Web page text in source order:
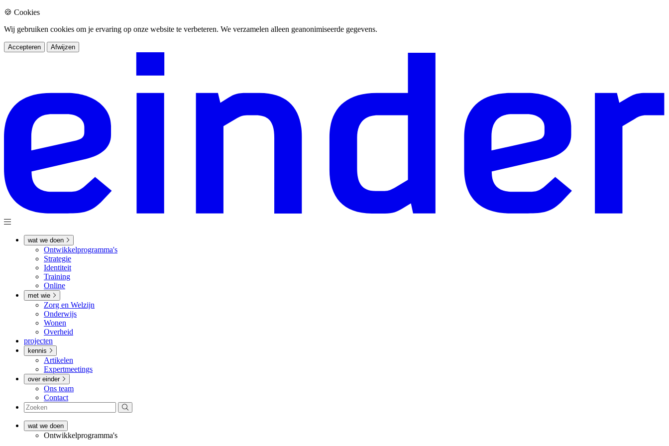
🍪 Cookies
Wij gebruiken cookies om je ervaring op onze website te verbeteren. We verzamelen alleen geanonimiseerde gegevens.
Accepteren Afwijzen
wat we doen
Ontwikkel­­programma's
Strategie
Identiteit
Training
Online
met wie
Zorg en Welzijn
Onderwijs
Wonen
Overheid
projecten
kennis
Artikelen
Expertmeetings
over einder
Ons team
Contact
wat we doen
Ontwikkel­­programma's